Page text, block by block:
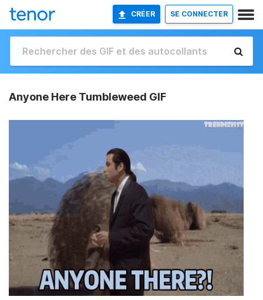
CRÉER SE CONNECTER
Anyone Here Tumbleweed GIF